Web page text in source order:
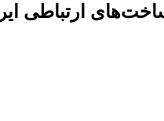
ارتباطی